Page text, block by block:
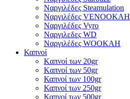
Ναργιλέδες Steamulation
Ναργιλέδες VENOOKAH
Ναργιλέδες Vyro
Ναργιλεδες WD
Ναργιλέδες WOOKAH
Καπνοί
Kαπνοί των 20gr
Kαπνοί των 50gr
Καπνοί των 100gr
Καπνοί των 250gr
Καπνοί των 500gr